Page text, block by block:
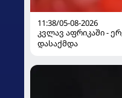
11:38/05-08-2026
კვლავ აფრიკაში -
დასაქმდა